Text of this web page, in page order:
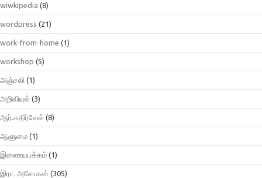
wiwkipedia (8)
wordpress (21)
work-from-home (1)
workshop (5)
அஞ்சலி (1)
அறிவியல் (3)
ஆர்.கதிர்வேல் (8)
ஆளுமை (1)
இணையபக்கம் (1)
இரா. அசோகன் (305)